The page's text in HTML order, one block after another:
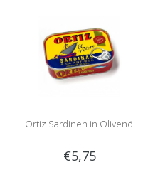
Ortiz Sardinen in Olivenöl
€5,75